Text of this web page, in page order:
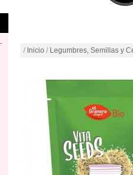
/ Inicio / Legumbres, Semillas y